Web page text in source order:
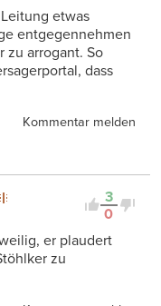
etwas
entgegennehmen
zu arrogant. So
dass
Kommentar melden
3
0
er plaudert
zu